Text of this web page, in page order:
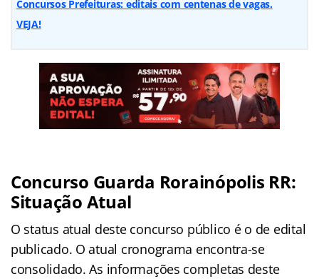
Concursos Prefeituras: editais com centenas de vagas.
VEJA!
Concurso Guarda Rorainópolis RR:
Situação Atual
O status atual deste concurso público é o de edital
publicado. O atual cronograma encontra-se
consolidado. As informações completas deste